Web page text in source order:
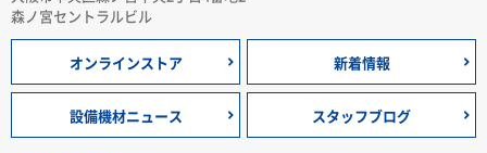
森ノ宮セントラルビル
オンラインストア 新着情報
設備機材ニュース スタッフブログ